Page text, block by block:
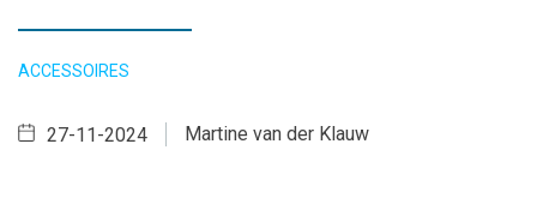
ACCESSOIRES
Martine van der Klauw
27-11-2024